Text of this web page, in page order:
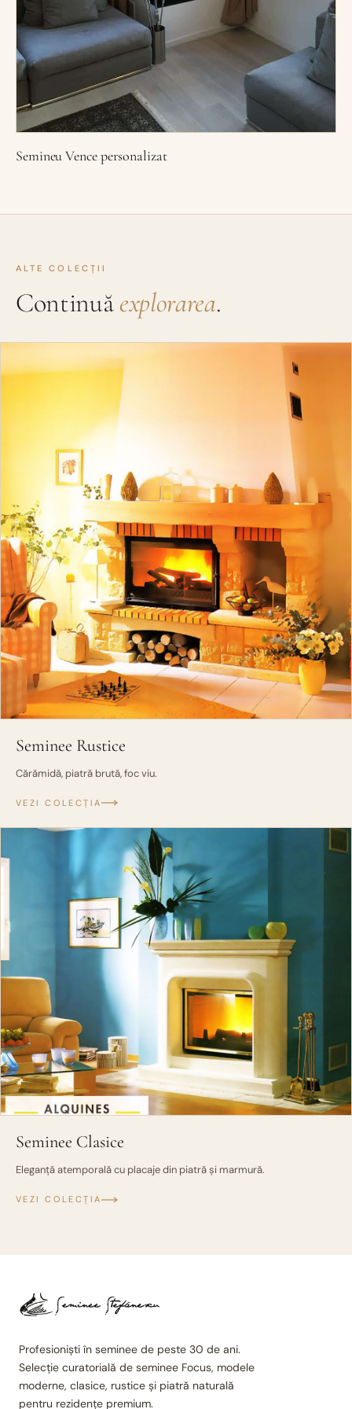
Semineu Vence personalizat
ALTE COLECȚII
Continuăexplorarea.
Seminee Rustice
Cărămidă, piatră brută, foc viu.
VEZI COLECȚIA
Seminee Clasice
Eleganță atemporală cu placaje din piatră și marmură.
VEZI COLECȚIA
Profesioniști în seminee de peste 30 de ani.
Selecție curatorială de seminee Focus, modele
moderne, clasice, rustice și piatră naturală
pentru rezidențe premium.